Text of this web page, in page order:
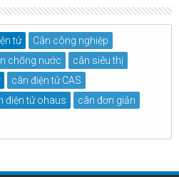
tử
Cân công nghiệp
chống nước
cân siêu thị
cân điện tử CAS
điện tử ohaus
cân đơn giản